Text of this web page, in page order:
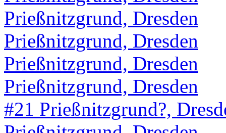
Prießnitzgrund, Dresden
Prießnitzgrund, Dresden
Prießnitzgrund, Dresden
Prießnitzgrund, Dresden
#21 Prießnitzgrund?,